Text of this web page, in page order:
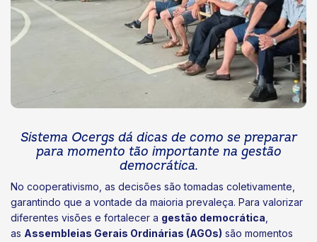
Sistema Ocergs dá dicas de como se preparar
para momento tão importante na gestão
democrática.
No cooperativismo, as decisões são tomadas coletivamente,
garantindo que a vontade da maioria prevaleça. Para valorizar
diferentes visões e fortalecer a gestão democrática
as Assembleias Gerais Ordinárias (AGOs) são momentos